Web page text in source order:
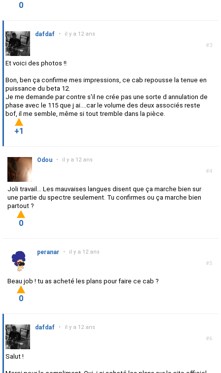
0
#3
dafdaf • il y a 12 ans
Et voici des photos !!
Bon, ben ça confirme mes impressions, ce cab repousse la tenue en
puissance du beta 12.
Je me demande par contre s'il ne crée pas une sorte d annulation de
phase avec le 115 que j ai....car le volume des deux associés reste
bof, il me semble, même si tout tremble dans la pièce.
+1
#4
Odou • il y a 12 ans
Joli travail... Les mauvaises langues disent que ça marche bien sur
une partie du spectre seulement. Tu confirmes ou ça marche bien
partout ?
0
#5
peranar • il y a 12 ans
Beau job ! tu as acheté les plans pour faire ce cab ?
0
#6
dafdaf • il y a 12 ans
Salut !